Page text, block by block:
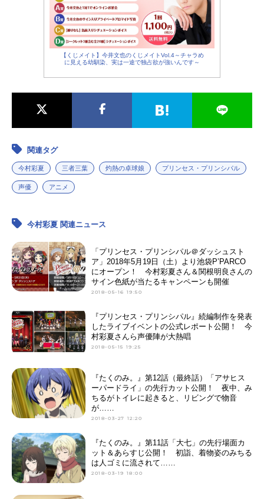
【くじメイト】今井文也のくじメイトVol.4～チャラめ
に見える幼馴染、実は一途で独占欲が強いんです～
関連タグ
今村彩夏 三者三葉 灼熱の卓球娘 プリンセス・プリンシパル
声優 アニメ
今村彩夏 関連ニュース
「プリンセス・プリンシパル＠ダッシュスト
ア」2018年5月19日（土）より池袋P’PARCO
にオープン！ 今村彩夏さん＆関根明良さんの
サイン色紙が当たるキャンペーンも開催
2018-05-16 19:50
『プリンセス・プリンシパル』続編制作を発表
したライブイベントの公式レポート公開！ 今
村彩夏さんら声優陣が大熱唱
2018-05-15 19:25
『たくのみ。』第12話（最終話）「アサヒス
ーパードライ」の先行カット公開！ 夜中、み
ちるがトイレに起きると、リビングで物音
が……
2018-03-27 12:20
『たくのみ。』第11話「大七」の先行場面カ
ット＆あらすじ公開！ 初詣、着物姿のみちる
は人ゴミに流されて……
2018-03-19 18:00